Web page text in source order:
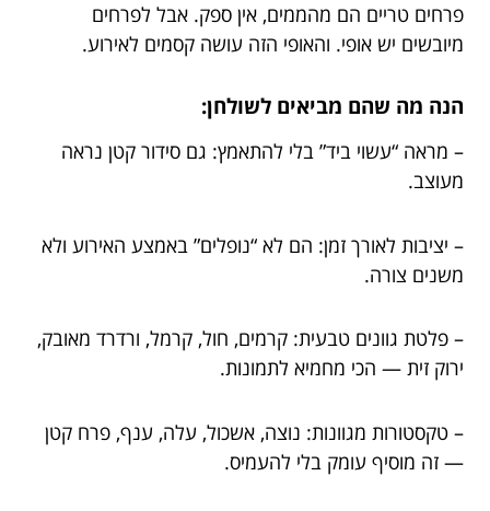
פרחים טריים הם מהממים, אין ספק. אבל לפרחים
מיובשים יש אופי. והאופי הזה עושה קסמים לאירוע.
הנה מה שהם מביאים לשולחן:
– מראה “עשוי ביד” בלי להתאמץ: גם סידור קטן נראה
מעוצב.
– יציבות לאורך זמן: הם לא “נופלים” באמצע האירוע ולא
משנים צורה.
– פלטת גוונים טבעית: קרמים, חול, קרמל, ורדרד מאובק,
ירוק זית — הכי מחמיא לתמונות.
– טקסטורות מגוונות: נוצה, אשכול, עלה, ענף, פרח קטן
— זה מוסיף עומק בלי להעמיס.